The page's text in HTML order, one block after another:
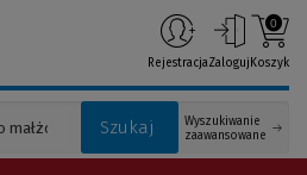
Szukaj
Wyszukiwanie
zaawansowane
RejestracjaZaloguj
0
Koszyk